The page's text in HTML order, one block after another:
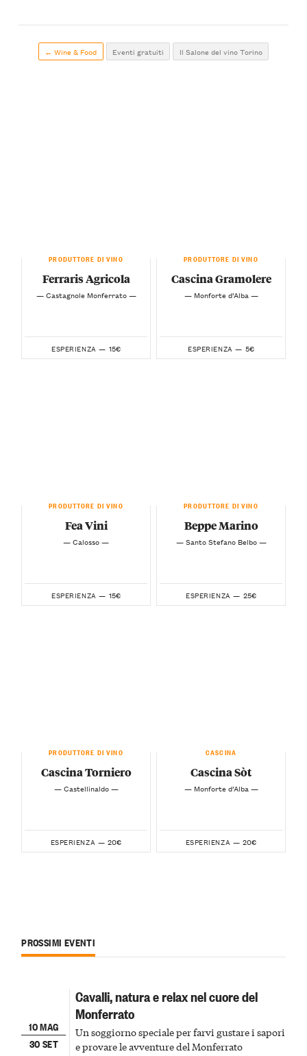
← Wine & Food Eventi gratuiti Il Salone del vino Torino
PRODUTTORE DI VINO
Ferraris Agricola
— Castagnole Monferrato —
ESPERIENZA — 15€
PRODUTTORE DI VINO
Cascina Gramolere
— Monforte d’Alba —
ESPERIENZA — 5€
PRODUTTORE DI VINO
Fea Vini
— Calosso —
ESPERIENZA — 15€
PRODUTTORE DI VINO
Beppe Marino
— Santo Stefano Belbo —
ESPERIENZA — 25€
PRODUTTORE DI VINO
Cascina Torniero
— Castellinaldo —
ESPERIENZA — 20€
CASCINA
Cascina Sòt
— Monforte d’Alba —
ESPERIENZA — 20€
PROSSIMI EVENTI
10 MAG
30 SET
Cavalli, natura e relax nel cuore del
Monferrato
Un soggiorno speciale per farvi gustare i sapori
e provare le avventure del Monferrato